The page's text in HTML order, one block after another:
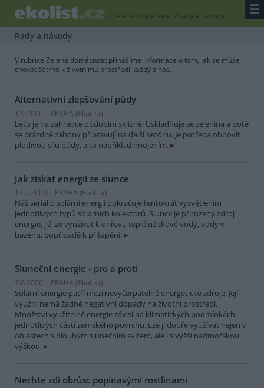
/ zelená domácnost/ rady a návody ☰
Rady a návody
V rubrice Zelená domácnost přinášíme informace o tom, jak se může
chovat šetrně k životnímu prostředí každý z nás.
Alternativní zlepšování půdy
1.9.2000 | PRAHA (EkoList)
Léto je na zahrádce obdobím sklizně. Uskladňuje se zelenina a poté
se prázdné záhony připravují na další sezónu. Je potřeba obnovit
plodivou sílu půdy, a to například hnojením.
Jak získat energii ze slunce
13.7.2000 | PRAHA (EkoList)
Náš seriál o solární energii pokračuje tentokrát vysvětlením
jednotlivých typů solárních kolektorů. Slunce je přirozený zdroj
energie, již lze využívat k ohřevu teplé užitkové vody, vody v
bazénu, popřípadě k přitápění.
Sluneční energie - pro a proti
7.6.2000 | PRAHA (EkoList)
Solární energie patří mezi nevyčerpatelné energetické zdroje. Její
využití nemá žádné negativní dopady na životní prostředí.
Množství využitelné energie závisí na klimatických podmínkách
jednotlivých částí zemského povrchu. Lze ji dobře využívat nejen v
oblastech s dlouhým slunečním svitem, ale i s vyšší nadmořskou
výškou.
Nechte zdi obrůst popínavými rostlinami